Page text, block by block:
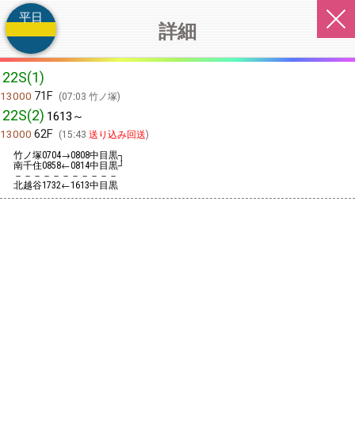
詳細
平日
22S(1)
13000 71F 07:03 竹ノ塚
22S(2) 1613～
13000 62F 15:43 送り込み回送
竹ノ塚0704→0808中目黒┐
南千住0858←0814中目黒┘
－－－－－－－－－－－
北越谷1732←1613中目黒